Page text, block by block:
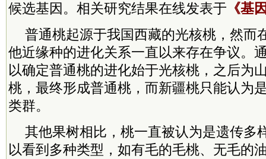
候选基因。相关研究结果在线发表于 《基
普通桃起源于我国西藏的光核桃，然而
他近缘种的进化关系一直以来存在争议。
以确定普通桃的进化始于光核桃，之后为
桃，最终形成普通桃，而新疆桃只能认为
类群。
其他果树相比，桃一直被认为是遗传多
以看到多种类型，如有毛的毛桃、无毛的